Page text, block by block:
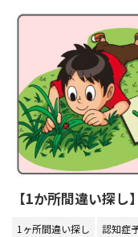
【1か所間違い探
1ヶ所間違い探し 認知症